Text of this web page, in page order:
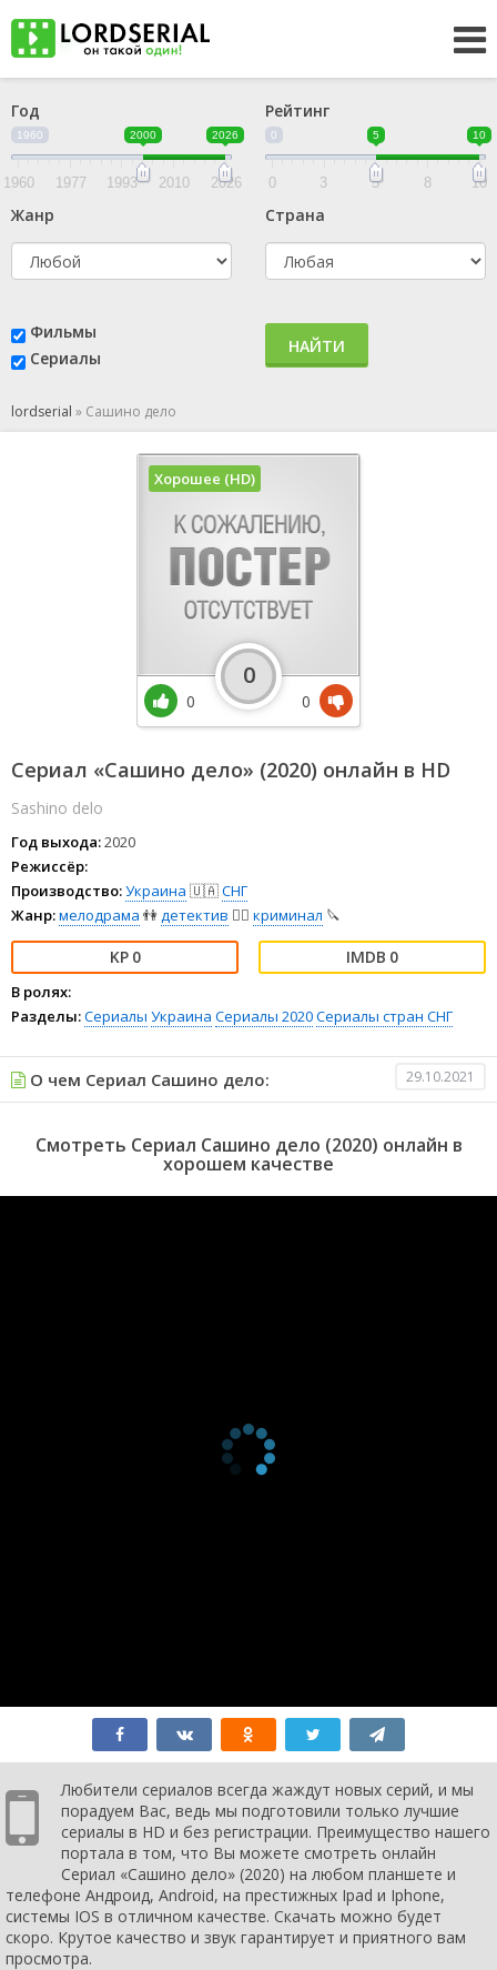
Год
1960 2000 2026
1960 1977 1993 2010 2026
Рейтинг
0 5 10
0 3 5 8 10
Жанр Страна
Фильмы
Сериалы
НАЙТИ
lordserial » Сашино дело
Сериал «Сашино дело» (2020) онлайн в HD
Sashino delo
Год выхода:2020
Режиссёр:
Производство:Украина 🇺🇦СНГ
Жанр:мелодрама 👫детектив 🕵️‍♂️ криминал 🔪
0 0
В ролях:
Разделы:Сериалы Украина Сериалы 2020Сериалы стран СНГ
Хорошее (HD)
0
0
0
О чем Сериал Сашино дело: 29.10.2021
Смотреть Сериал Сашино дело (2020) онлайн в
хорошем качестве
Любители сериалов всегда жаждут новых серий, и мы
порадуем Вас, ведь мы подготовили только лучшие
сериалы в HD и без регистрации. Преимущество нашего
портала в том, что Вы можете смотреть онлайн
Сериал «Сашино дело» (2020) на любом планшете и
телефоне Андроид, Android, на престижных Ipad и Iphone,
системы IOS в отличном качестве. Скачать можно будет
скоро. Крутое качество и звук гарантирует и приятного вам
просмотра.